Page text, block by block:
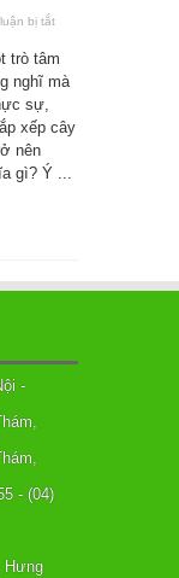
bị tắt
bà
có
ý
Hợp
với
Mua
trò tâm
nghĩ mà
sự,
xếp cây
nên
gì? Ý ...
-
- (04)
Hưng